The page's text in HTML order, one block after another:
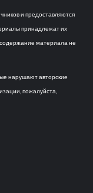
и предоставляются
принадлежат их
материала не
нарушают авторские
пожалуйста,